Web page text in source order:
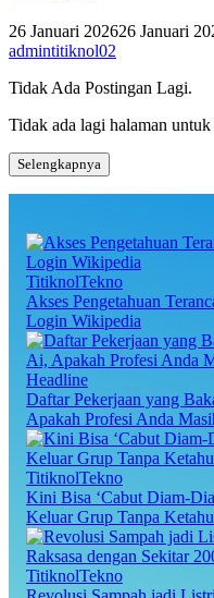
26 Januari 202626 Januari
admintitiknol02
Tidak Ada Postingan Lagi.
Tidak ada lagi halaman
Selengkapnya
TitiknolTekno
Akses Pengetahuan
Login Wikipedia
Headline
Daftar Pekerjaan yang
Apakah Profesi Anda
TitiknolTekno
Kini Bisa ‘Cabut Diam-
Keluar Grup Tanpa
TitiknolTekno